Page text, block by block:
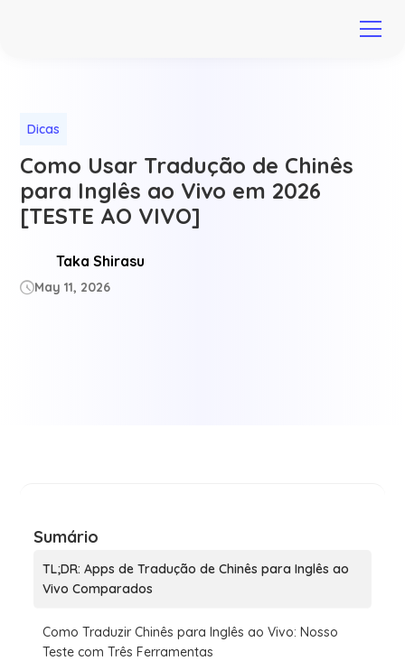
Dicas
Como Usar Tradução de Chinês
para Inglês ao Vivo em 2026
[TESTE AO VIVO]
Taka Shirasu
May 11, 2026
Sumário
TL;DR: Apps de Tradução de Chinês para Inglês ao
Vivo Comparados
Como Traduzir Chinês para Inglês ao Vivo: Nosso
Teste com Três Ferramentas